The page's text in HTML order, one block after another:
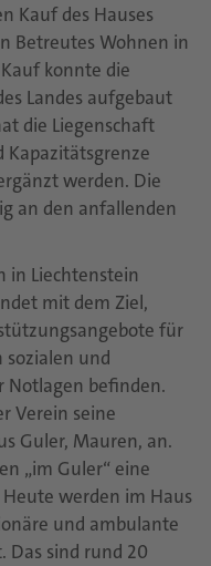
Kauf des Hauses
Betreutes Wohnen in
konnte die
Landes aufgebaut
die Liegenschaft
Kapazitätsgrenze
werden. Die
an den anfallenden
in Liechtenstein
mit dem Ziel,
für
sozialen und
Notlagen befinden.
Verein seine
Guler, Mauren, an.
„im Guler“ eine
werden im Haus
und ambulante
sind rund 20